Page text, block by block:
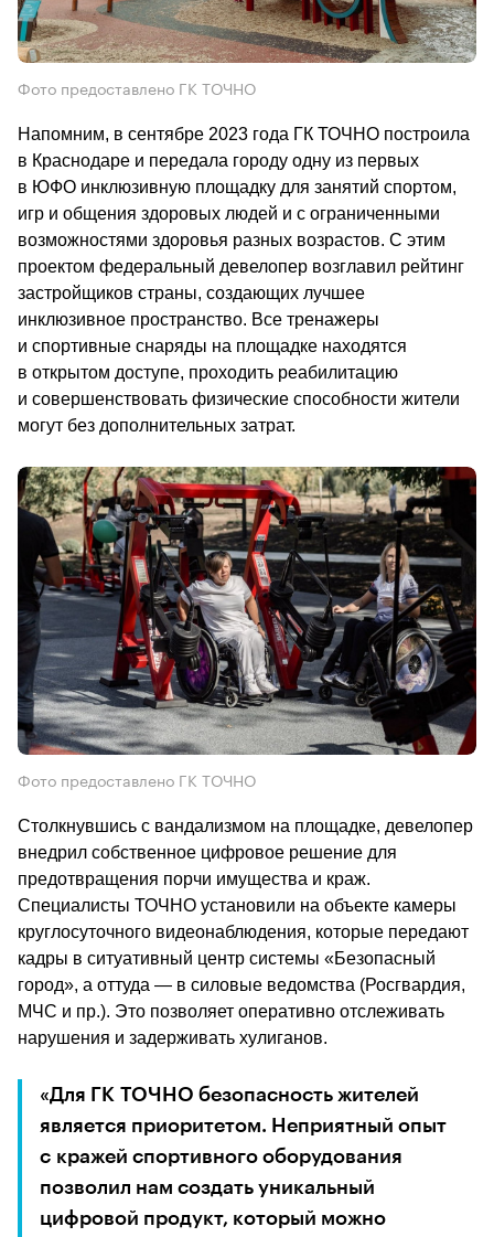
Фото предоставлено ГК ТОЧНО
Напомним, в сентябре 2023 года ГК ТОЧНО построила
в Краснодаре и передала городу одну из первых
в ЮФО инклюзивную площадку для занятий спортом,
игр и общения здоровых людей и с ограниченными
возможностями здоровья разных возрастов. С этим
проектом федеральный девелопер возглавил рейтинг
застройщиков страны, создающих лучшее
инклюзивное пространство. Все тренажеры
и спортивные снаряды на площадке находятся
в открытом доступе, проходить реабилитацию
и совершенствовать физические способности жители
могут без дополнительных затрат.
Фото предоставлено ГК ТОЧНО
Столкнувшись с вандализмом на площадке, девелопер
внедрил собственное цифровое решение для
предотвращения порчи имущества и краж.
Специалисты ТОЧНО установили на объекте камеры
круглосуточного видеонаблюдения, которые передают
кадры в ситуативный центр системы «Безопасный
город», а оттуда — в силовые ведомства (Росгвардия,
МЧС и пр.). Это позволяет оперативно отслеживать
нарушения и задерживать хулиганов.
«Для ГК ТОЧНО безопасность жителей
является приоритетом. Неприятный опыт
с кражей спортивного оборудования
позволил нам создать уникальный
цифровой продукт, который можно